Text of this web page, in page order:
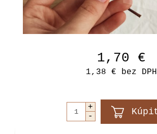
1,70 €
1,38 € bez DPH